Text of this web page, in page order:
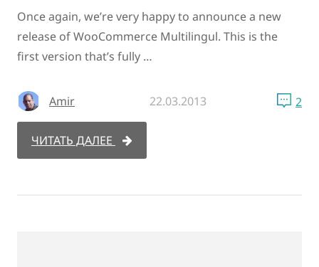
Once again, we’re very happy to announce a new
release of WooCommerce Multilingul. This is the
first version that’s fully …
Amir 22.03.2013 2
ЧИТАТЬ ДАЛЕЕ